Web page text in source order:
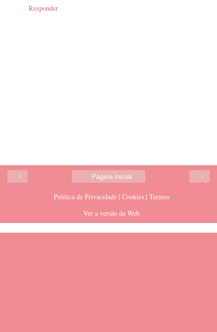
Responder
‹ ›
Página inicial
Política de Privacidade | Cookies | Termos
Ver a versão da Web